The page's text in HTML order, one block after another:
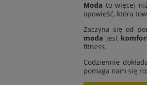
Moda to więcej
opowieść, która
Zaczyna się od
moda jest
fitness.
Codziennie
pomaga nam się